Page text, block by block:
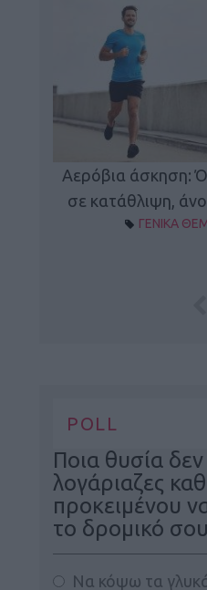
Αερόβια άσκηση:
σε κατάθλιψη,
ΓΕΝΙΚΑ
POLL
Ποια θυσία
λογάριαζες
προκειμένου
το δρομικό
Να κόψω τα